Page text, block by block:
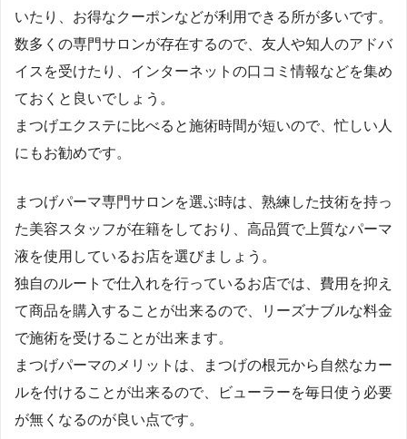
いたり、お得なクーポンなどが利用できる所が多いです。
数多くの専門サロンが存在するので、友人や知人のアドバ
イスを受けたり、インターネットの口コミ情報などを集め
ておくと良いでしょう。
まつげエクステに比べると施術時間が短いので、忙しい人
にもお勧めです。
まつげパーマ専門サロンを選ぶ時は、熟練した技術を持っ
た美容スタッフが在籍をしており、高品質で上質なパーマ
液を使用しているお店を選びましょう。
独自のルートで仕入れを行っているお店では、費用を抑え
て商品を購入することが出来るので、リーズナブルな料金
で施術を受けることが出来ます。
まつげパーマのメリットは、まつげの根元から自然なカー
ルを付けることが出来るので、ビューラーを毎日使う必要
が無くなるのが良い点です。